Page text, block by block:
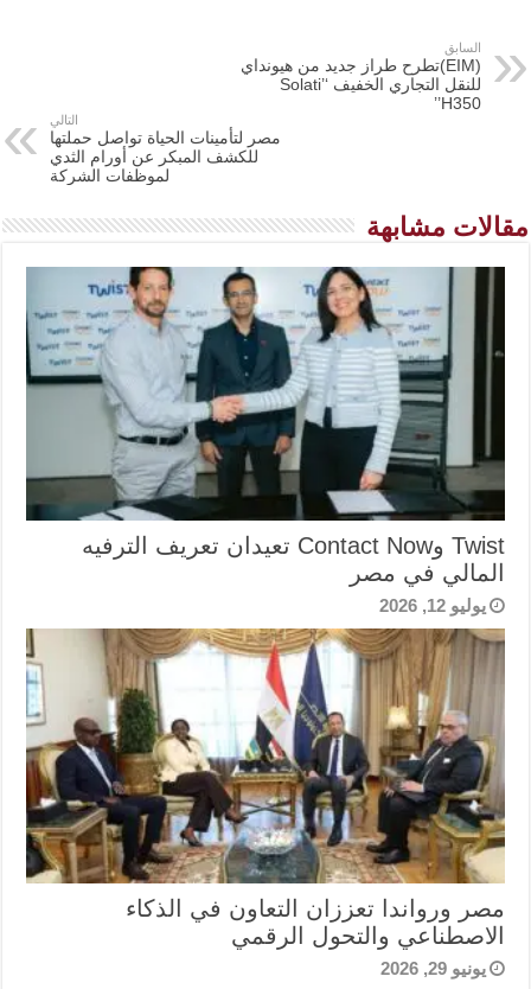
السابق
(EIM)تطرح طراز جديد من هيونداي
للنقل التجاري الخفيف ‘’Solati
H350’’
التالي
مصر لتأمينات الحياة تواصل حملتها
للكشف المبكر عن أورام الثدي
لموظفات الشركة
مقالات مشابهة
Twist وContact Now تعيدان تعريف الترفيه
المالي في مصر
يوليو 12, 2026
مصر ورواندا تعززان التعاون في الذكاء
الاصطناعي والتحول الرقمي
يونيو 29, 2026